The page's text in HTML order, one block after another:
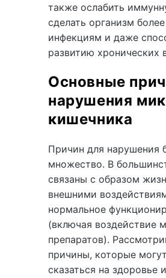
также ослабить
сделать организм
инфекциям и даже
развитию хронических
Основные
нарушения
кишечника
Причин для нарушения
множество. В
связаны с образом
внешними
нормальное
(включая воздействие
препаратов).
причины, которые
сказаться на здоровье